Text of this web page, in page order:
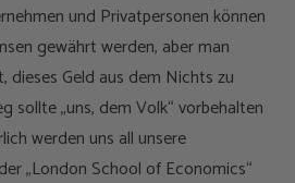
und Privatpersonen können
gewährt werden, aber man
dieses Geld aus dem Nichts zu
sollte „uns, dem Volk“ vorbehalten
werden uns all unsere
„London School of Economics“